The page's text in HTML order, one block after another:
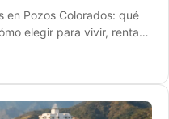
en Pozos Colorados: qué
elegir para vivir, rentar